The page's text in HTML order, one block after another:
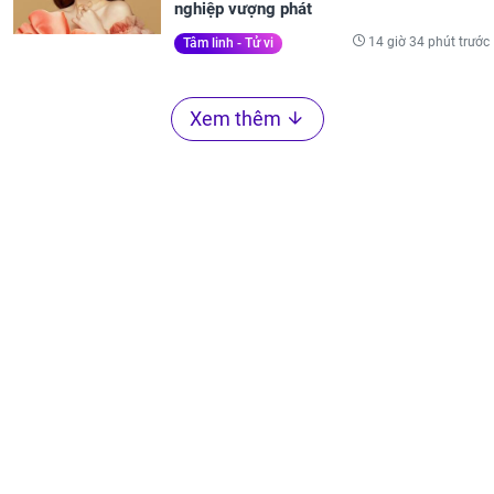
nghiệp vượng phát
Tâm linh - Tử vi 14 giờ 34 phút trước
Xem thêm